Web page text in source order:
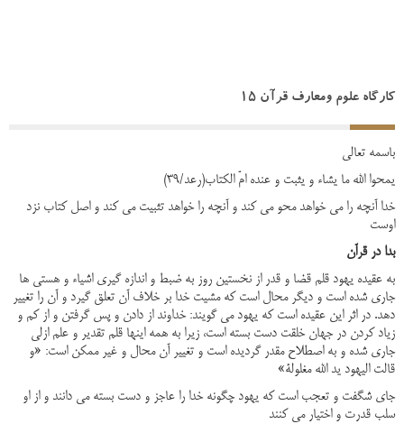
کارگاه علوم ومعارف قرآن 15
باسمه تعالی
یمحوا الله ما یشاء و یثبت و عنده امّ الکتاب(رعد/39)
خدا آنچه را می خواهد محو می کند و آنچه را خواهد تثبیت می کند و اصل کتاب نزد
اوست
بدا در قرآن
به عقیده یهود قلم قضا و قدر از نخستین روز به ضبط و اندازه گیری اشیاء و هستی ها
جاری شده است و دیگر محال است که مشیت خدا بر خلاف آن تعلق گیرد و آن را تغییر
دهد. در اثر این عقیده است که یهود می گویند: خداوند از دادن و پس گرفتن و از کم و
زیاد کردن در جهان خلقت دست بسته است، زیرا به همه اینها قلم تقدیر و علم ازلی
جاری شده و به اصطلاح مقدر گردیده است و تغییر آن محال و غیر ممکن است: «و
قالت الیهود ید الله مغلولة»
جای شگفت و تعجب است که یهود چگونه خدا را عاجز و دست بسته می دانند و از او
سلب قدرت و اختیار می کنند